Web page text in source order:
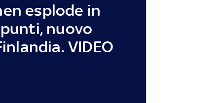
esplode in
nuovo
VIDEO